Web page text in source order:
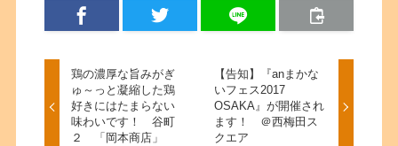
鶏の濃厚な旨みがぎ
ゅ～っと凝縮した鶏
好きにはたまらない
味わいです！ 谷町
２ 「岡本商店」
【告知】『anまかな
いフェス2017
OSAKA』が開催され
ます！ ＠西梅田ス
クエア